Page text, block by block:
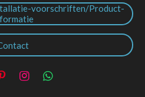
voorschriften/Product-
P
I
W